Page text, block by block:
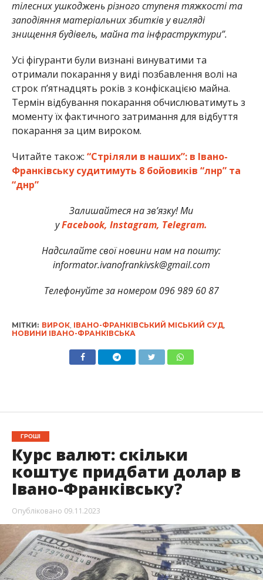
тілесних ушкоджень різного ступеня тяжкості та
заподіяння матеріальних збитків у вигляді
знищення будівель, майна та інфраструктури”.
Усі фігуранти були визнані винуватими та
отримали покарання у виді позбавлення волі на
строк п’ятнадцять років з конфіскацією майна.
Термін відбування покарання обчислюватимуть з
моменту їх фактичного затримання для відбуття
покарання за цим вироком.
Читайте також: “Стріляли в наших”: в Івано-
Франківську судитимуть 8 бойовиків “лнр” та
“днр”
Залишайтеся на зв’язку! Ми
уFacebook,Instagram, Telegram.
Надсилайте свої новини нам на пошту:
informator.ivanofrankivsk@gmail.com
Телефонуйте за номером 096 989 60 87
МІТКИ: ВИРОК, ІВАНО-ФРАНКІВСЬКИЙ МІСЬКИЙ СУД,
НОВИНИ ІВАНО-ФРАНКІВСЬКА
ГРОШІ
Курс валют: скільки
коштує придбати долар в
Івано-Франківську?
Опубліковано 09.11.2023